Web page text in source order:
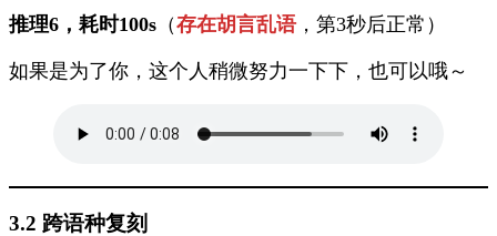
推理6，耗时100s （存在胡言乱语，第3秒后正常）
如果是为了你，这个人稍微努力一下下，也可以哦～
3.2 跨语种复刻